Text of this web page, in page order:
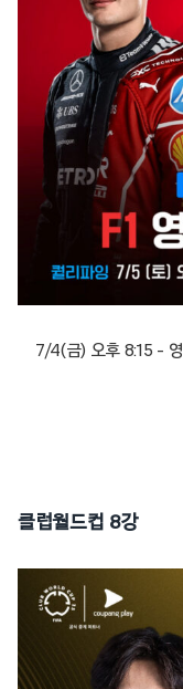
7/4(금) 오후 8:15 –
클럽월드컵 8강